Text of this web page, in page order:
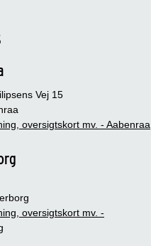
Vej 15
oversigtskort mv. - Aabenraa
oversigtskort mv. -